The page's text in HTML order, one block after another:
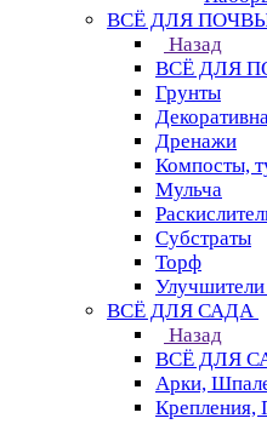
ВСЁ ДЛЯ
Назад
ВСЁ ДЛЯ
Грунты
Дренажи
Компосты,
Мульча
Субстраты
Торф
ВСЁ ДЛЯ САДА
Назад
ВСЁ ДЛЯ
Арки,
Крепления,